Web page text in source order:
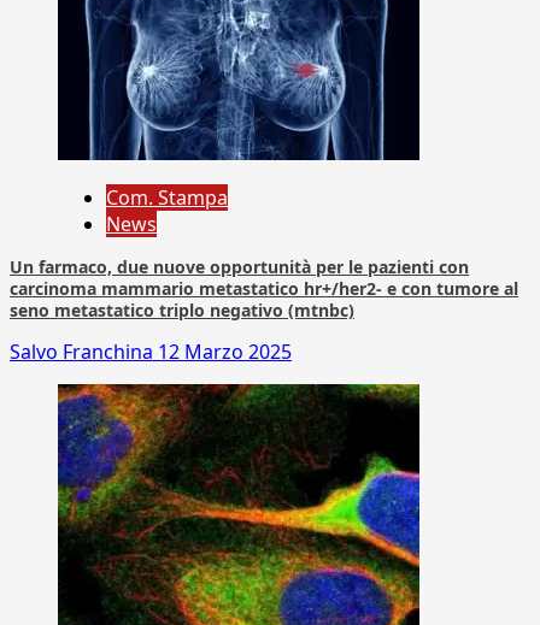
Com. Stampa
News
Un farmaco, due nuove opportunità per le pazienti con
carcinoma mammario metastatico hr+/her2- e con tumore al
seno metastatico triplo negativo (mtnbc)
Salvo Franchina 12 Marzo 2025